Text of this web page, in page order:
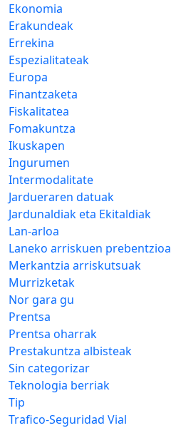
Ekonomia
Erakundeak
Errekina
Espezialitateak
Europa
Finantzaketa
Fiskalitatea
Fomakuntza
Ikuskapen
Ingurumen
Intermodalitate
Jardueraren datuak
Jardunaldiak eta Ekitaldiak
Lan-arloa
Laneko arriskuen prebentzioa
Merkantzia arriskutsuak
Murrizketak
Nor gara gu
Prentsa
Prentsa oharrak
Prestakuntza albisteak
Sin categorizar
Teknologia berriak
Tip
Trafico-Seguridad Vial